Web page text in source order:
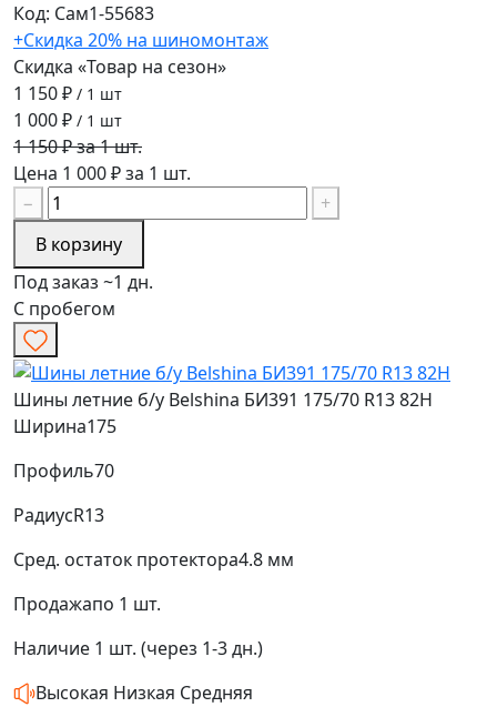
Код: Сам1-55683
+Скидка 20% на шиномонтаж
Скидка «Товар на сезон»
1 150 ₽ / 1 шт
1 000 ₽ / 1 шт
1 150 ₽ за 1 шт.
Цена 1 000 ₽ за 1 шт.
−
+
В корзину
Под заказ ~1 дн.
С пробегом
Шины летние б/у Belshina БИ391 175/70 R13 82H
Ширина175
Профиль70
РадиусR13
Сред. остаток протектора4.8 мм
Продажапо 1 шт.
Наличие 1 шт. (через 1-3 дн.)
Высокая Низкая Средняя